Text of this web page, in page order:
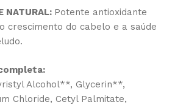
NATURAL: Potente antioxidante
crescimento do cabelo e a saúde
Alcohol**, Glycerin**,
Chloride, Cetyl Palmitate,